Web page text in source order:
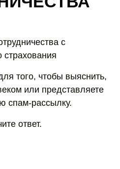
с
того, чтобы выяснить,
или представляете
спам-рассылку.
ответ.